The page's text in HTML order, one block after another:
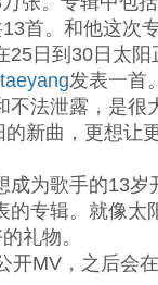
13首。和他这次
25日到30日太
发表一首
不法泄露，是很
新曲，更想让
成为歌手的13岁
的专辑。就像太
礼物。
开MV，之后会